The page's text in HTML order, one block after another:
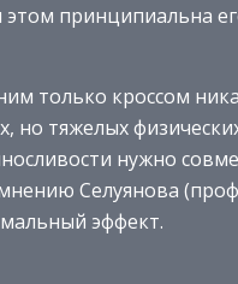
принципиальна
только кроссом
но тяжелых
нужно
Селуянова
эффект.